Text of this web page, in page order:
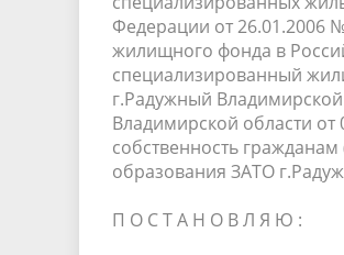
Результаты проверок
Федерации от 26.01.2006
жилищного фонда в
специализированный
г.Радужный
Владимирской области
собственность
образования ЗАТО
П О С Т А Н О В Л Я Ю :